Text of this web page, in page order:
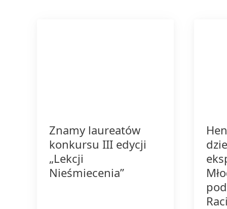
Znamy laureatów
konkursu III edycji
„Lekcji
Nieśmiecenia”